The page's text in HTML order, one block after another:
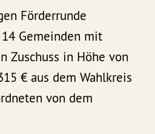
Förderrunde
Gemeinden mit
Zuschuss in Höhe von
€ aus dem Wahlkreis
von dem